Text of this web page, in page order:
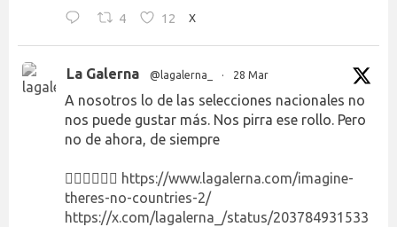
4 12 X
La Galerna @lagalerna_ · 28 Mar
A nosotros lo de las selecciones nacionales no
nos puede gustar más. Nos pirra ese rollo. Pero
no de ahora, de siempre
👉🏻👉🏻👉🏻 https://www.lagalerna.com/imagine-
theres-no-countries-2/
https://x.com/lagalerna_/status/203784931533